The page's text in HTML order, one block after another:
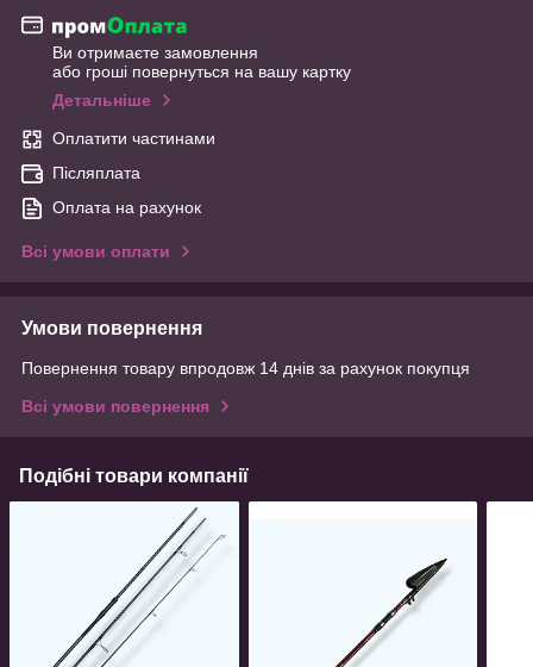
Ви отримаєте замовлення
або гроші повернуться на вашу картку
Детальніше
Оплатити частинами
Післяплата
Оплата на рахунок
Всі умови оплати
Умови повернення
Повернення товару впродовж 14 днів за рахунок покупця
Всі умови повернення
Подібні товари компанії